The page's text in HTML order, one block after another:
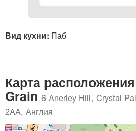
Вид кухни: Паб
Карта
Grain 6 Anerley Hill, Crystal
2AA, Англия